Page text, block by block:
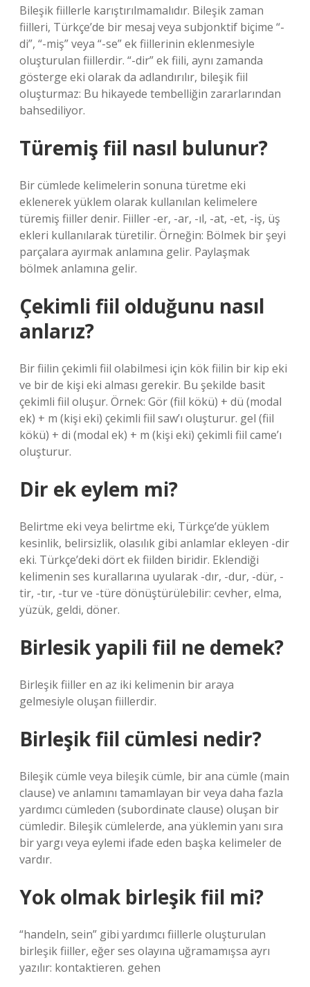
Bileşik fiillerle karıştırılmamalıdır. Bileşik zaman
fiilleri, Türkçe’de bir mesaj veya subjonktif biçime “-
di”, “-miş” veya “-se” ek fiillerinin eklenmesiyle
oluşturulan fiillerdir. “-dir” ek fiili, aynı zamanda
gösterge eki olarak da adlandırılır, bileşik fiil
oluşturmaz: Bu hikayede tembelliğin zararlarından
bahsediliyor.
Türemiş fiil nasıl bulunur?
Bir cümlede kelimelerin sonuna türetme eki
eklenerek yüklem olarak kullanılan kelimelere
türemiş fiiller denir. Fiiller -er, -ar, -ıl, -at, -et, -iş, üş
ekleri kullanılarak türetilir. Örneğin: Bölmek bir şeyi
parçalara ayırmak anlamına gelir. Paylaşmak
bölmek anlamına gelir.
Çekimli fiil olduğunu nasıl
anlarız?
Bir fiilin çekimli fiil olabilmesi için kök fiilin bir kip eki
ve bir de kişi eki alması gerekir. Bu şekilde basit
çekimli fiil oluşur. Örnek: Gör (fiil kökü) + dü (modal
ek) + m (kişi eki) çekimli fiil saw’ı oluşturur. gel (fiil
kökü) + di (modal ek) + m (kişi eki) çekimli fiil came’ı
oluşturur.
Dir ek eylem mi?
Belirtme eki veya belirtme eki, Türkçe’de yüklem
kesinlik, belirsizlik, olasılık gibi anlamlar ekleyen -dir
eki. Türkçe’deki dört ek fiilden biridir. Eklendiği
kelimenin ses kurallarına uyularak -dır, -dur, -dür, -
tir, -tır, -tur ve -türe dönüştürülebilir: cevher, elma,
yüzük, geldi, döner.
Birlesik yapili fiil ne demek?
Birleşik fiiller en az iki kelimenin bir araya
gelmesiyle oluşan fiillerdir.
Birleşik fiil cümlesi nedir?
Bileşik cümle veya bileşik cümle, bir ana cümle (main
clause) ve anlamını tamamlayan bir veya daha fazla
yardımcı cümleden (subordinate clause) oluşan bir
cümledir. Bileşik cümlelerde, ana yüklemin yanı sıra
bir yargı veya eylemi ifade eden başka kelimeler de
vardır.
Yok olmak birleşik fiil mi?
“handeln, sein” gibi yardımcı fiillerle oluşturulan
birleşik fiiller, eğer ses olayına uğramamışsa ayrı
yazılır: kontaktieren. gehen